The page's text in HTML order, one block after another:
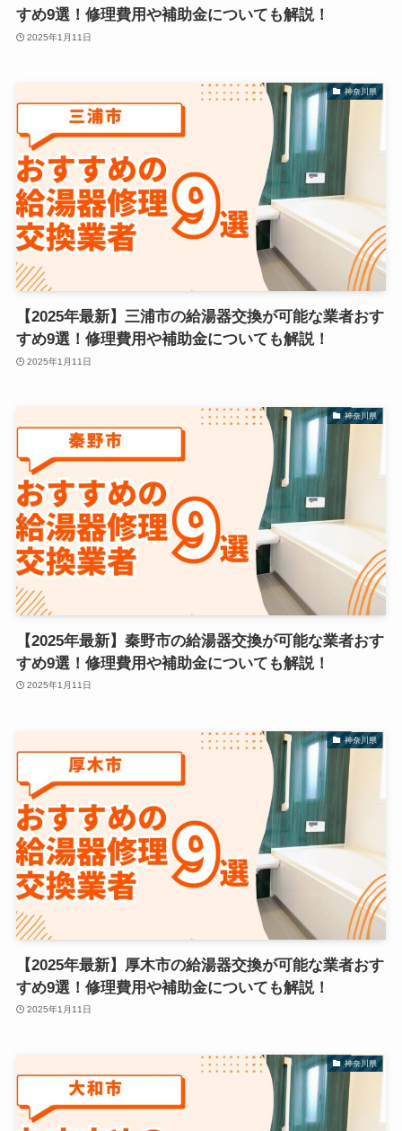
すめ9選！修理費用や補助金についても解説！
2025年1月11日
神奈川県
【2025年最新】三浦市の給湯器交換が可能な業者おす
すめ9選！修理費用や補助金についても解説！
2025年1月11日
神奈川県
【2025年最新】秦野市の給湯器交換が可能な業者おす
すめ9選！修理費用や補助金についても解説！
2025年1月11日
神奈川県
【2025年最新】厚木市の給湯器交換が可能な業者おす
すめ9選！修理費用や補助金についても解説！
2025年1月11日
神奈川県